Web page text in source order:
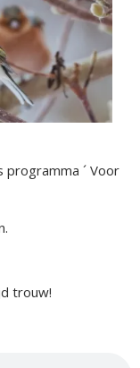
´ Voor
trouw!